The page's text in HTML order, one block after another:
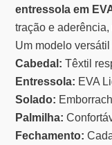
entressola em
tração e
Um modelo
Cabedal: Têxtil
Entressola: EVA
Solado:
Palmilha:
Fechamento: